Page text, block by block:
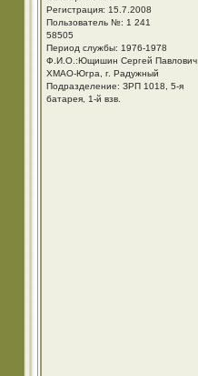
Регистрация: 15.7.2008
Пользователь №: 1 241
58505
Период службы: 1976-1978
Ф.И.О.:Ющишин Сергей Павлович
ХМАО-Югра, г. Радужный
Подразделение: ЗРП 1018, 5-я
батарея, 1-й взв.